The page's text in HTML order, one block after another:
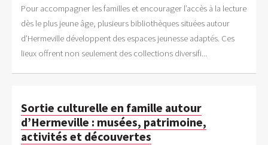
Pour accompagner les familles et encourager l’accès à la lecture
dès le plus jeune âge, plusieurs bibliothèques situées autour
d’Hermeville développent des espaces jeunesse adaptés. Ces
lieux offrent non seulement des collections diversifi...
Sortie culturelle en famille autour
d’Hermeville : musées, patrimoine,
activités et découvertes